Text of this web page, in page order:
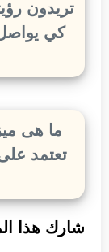
تريدون
كي
ما هى
تعتمد
شارك هذا